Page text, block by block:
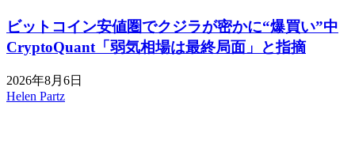
ビットコイン安値圏でクジラが密かに“爆買い”中
CryptoQuant「弱気相場は最終局面」と指摘
2026年8月6日
Helen Partz